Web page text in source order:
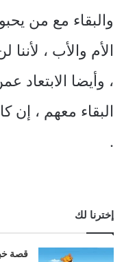
والبقاء مع من
الأم والأب ،
، وأيضا الابتعاد
البقاء معهم ، إن
.
إخترنا لك
قصة